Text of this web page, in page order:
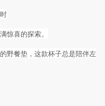
惊喜的探索。
野餐垫，这款杯子总是陪伴左